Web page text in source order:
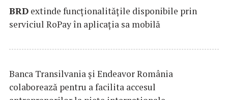
BRD extinde funcţionalităţile disponibile prin
serviciul RoPay în aplicaţia sa mobilă
Banca Transilvania şi Endeavor România
colaborează pentru a facilita accesul